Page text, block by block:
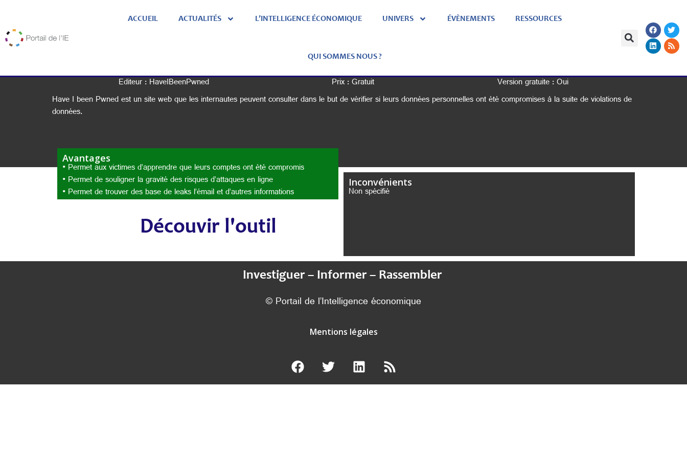
ACCUEIL ACTUALITÉS L’INTELLIGENCE ÉCONOMIQUE UNIVERS ÉVÈNEMENTS RESSOURCES
QUI SOMMES NOUS ?
Have I Been Pwned
Editeur : HaveIBeenPwned Prix : Gratuit
Version gratuite : Oui
Have I been Pwned est un site web que les internautes peuvent consulter dans le but de vérifier si leurs données personnelles ont été compromises à la suite de violations de
données.
Avantages
• Permet aux victimes d’apprendre que leurs comptes ont été compromis
• Permet de souligner la gravité des risques d’attaques en ligne
• Permet de trouver des base de leaks l’émail et d’autres informations
Découvir l'outil
Inconvénients
Non spécifié
Investiguer – Informer – Rassembler
© Portail de l’Intelligence économique
Mentions légales